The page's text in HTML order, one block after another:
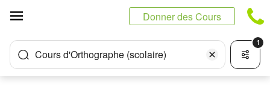
Donner des Cours
Cours d'Orthographe (scolaire)
1